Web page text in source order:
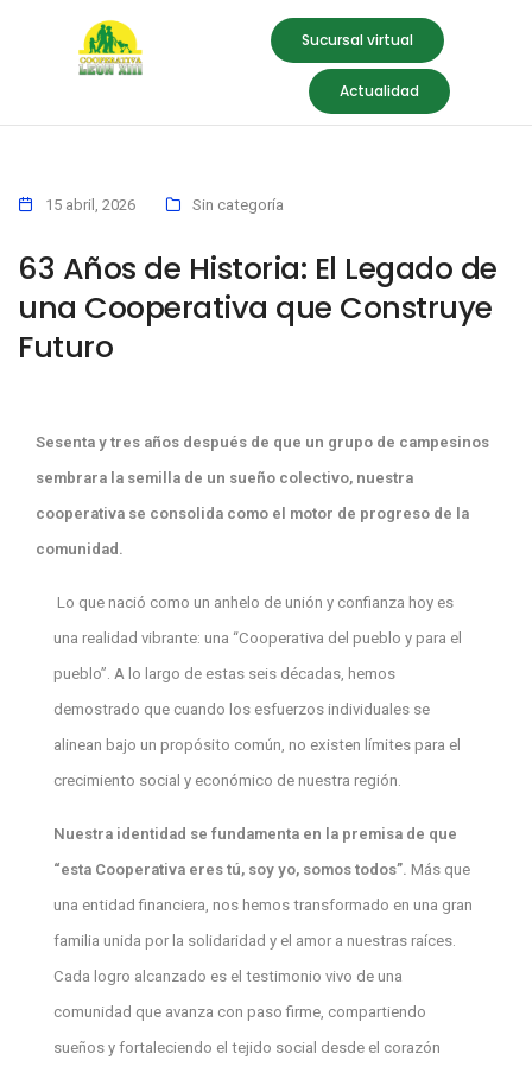
Sucursal virtual
Actualidad
15 abril, 2026 Sin categoría
63 Años de Historia: El Legado de
una Cooperativa que Construye
Futuro
Sesenta y tres años después de que un grupo de campesinos
sembrara la semilla de un sueño colectivo, nuestra
cooperativa se consolida como el motor de progreso de la
comunidad.
Lo que nació como un anhelo de unión y confianza hoy es
una realidad vibrante: una “Cooperativa del pueblo y para el
pueblo”. A lo largo de estas seis décadas, hemos
demostrado que cuando los esfuerzos individuales se
alinean bajo un propósito común, no existen límites para el
crecimiento social y económico de nuestra región.
Nuestra identidad se fundamenta en la premisa de que
“esta Cooperativa eres tú, soy yo, somos todos”. Más que
una entidad financiera, nos hemos transformado en una gran
familia unida por la solidaridad y el amor a nuestras raíces.
Cada logro alcanzado es el testimonio vivo de una
comunidad que avanza con paso firme, compartiendo
sueños y fortaleciendo el tejido social desde el corazón